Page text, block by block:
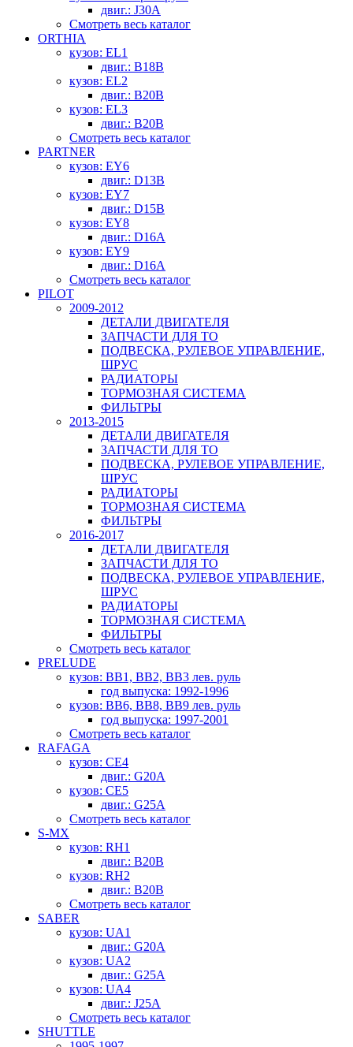
двиг.: J30A
Смотреть весь каталог
ORTHIA
кузов: EL1
двиг.: B18B
кузов: EL2
двиг.: B20B
кузов: EL3
двиг.: B20B
Смотреть весь каталог
PARTNER
кузов: EY6
двиг.: D13B
кузов: EY7
двиг.: D15B
кузов: EY8
двиг.: D16A
кузов: EY9
двиг.: D16A
Смотреть весь каталог
PILOT
2009-2012
ДЕТАЛИ ДВИГАТЕЛЯ
ЗАПЧАСТИ ДЛЯ ТО
ПОДВЕСКА, РУЛЕВОЕ УПРАВЛЕНИЕ,
ШРУС
РАДИАТОРЫ
ТОРМОЗНАЯ СИСТЕМА
ФИЛЬТРЫ
2013-2015
ДЕТАЛИ ДВИГАТЕЛЯ
ЗАПЧАСТИ ДЛЯ ТО
ПОДВЕСКА, РУЛЕВОЕ УПРАВЛЕНИЕ,
ШРУС
РАДИАТОРЫ
ТОРМОЗНАЯ СИСТЕМА
ФИЛЬТРЫ
2016-2017
ДЕТАЛИ ДВИГАТЕЛЯ
ЗАПЧАСТИ ДЛЯ ТО
ПОДВЕСКА, РУЛЕВОЕ УПРАВЛЕНИЕ,
ШРУС
РАДИАТОРЫ
ТОРМОЗНАЯ СИСТЕМА
ФИЛЬТРЫ
Смотреть весь каталог
PRELUDE
кузов: BB1, BB2, BB3 лев. руль
год выпуска: 1992-1996
кузов: BB6, BB8, BB9 лев. руль
год выпуска: 1997-2001
Смотреть весь каталог
RAFAGA
кузов: CE4
двиг.: G20A
кузов: CE5
двиг.: G25A
Смотреть весь каталог
S-MX
кузов: RH1
двиг.: B20B
кузов: RH2
двиг.: B20B
Смотреть весь каталог
SABER
кузов: UA1
двиг.: G20A
кузов: UA2
двиг.: G25A
кузов: UA4
двиг.: J25A
Смотреть весь каталог
SHUTTLE